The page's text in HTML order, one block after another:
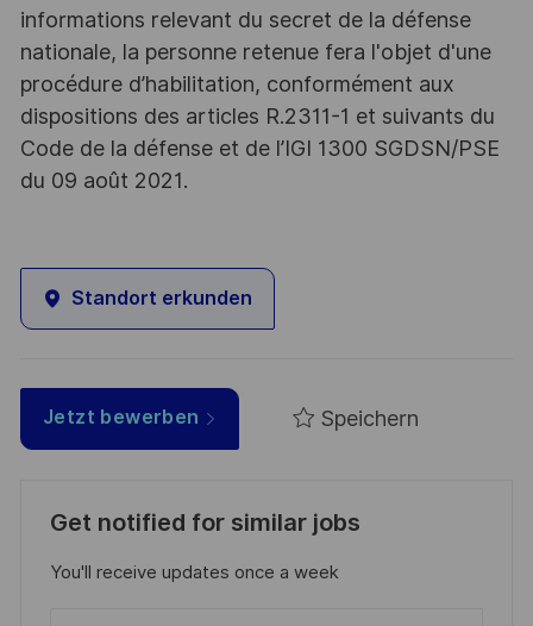
informations relevant du secret de la défense
nationale, la personne retenue fera l'objet d'une
procédure d’habilitation, conformément aux
dispositions des articles R.2311-1 et suivants du
Code de la défense et de l’IGI 1300 SGDSN/PSE
du 09 août 2021.
Standort erkunden
Jetzt bewerben Speichern
Get notified for similar jobs
You'll receive updates once a week